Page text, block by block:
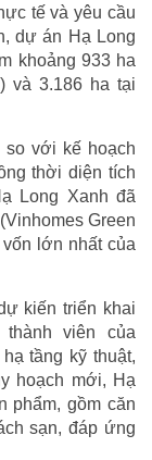
tế và yêu cầu
dự án Hạ Long
khoảng 933 ha
và 3.186 ha tại
với kế hoạch
thời diện tích
Long Xanh đã
Green
lớn nhất của
kiến triển khai
viên của
tầng kỹ thuật,
hoạch mới, Hạ
phẩm, gồm căn
sạn, đáp ứng